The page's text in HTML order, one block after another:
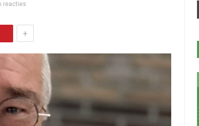
reacties
+